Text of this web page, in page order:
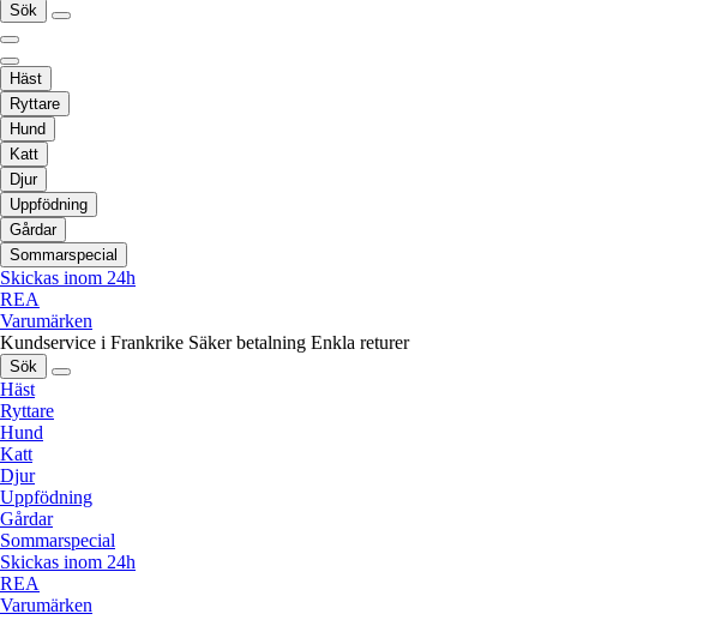
Sök
Häst
Ryttare
Hund
Katt
Djur
Uppfödning
Gårdar
Sommarspecial
Skickas inom 24h
REA
Varumärken
Kundservice i Frankrike Säker betalning Enkla returer
Sök
Häst
Ryttare
Hund
Katt
Djur
Uppfödning
Gårdar
Sommarspecial
Skickas inom 24h
REA
Varumärken